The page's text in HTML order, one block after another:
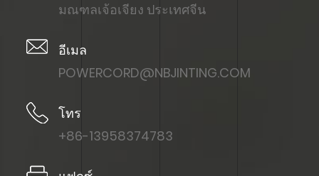
มณฑลเจ้อเจียง ประเทศจีน
อีเมล
POWERCORD@NBJINTING.COM
โทร
+86-13958374783